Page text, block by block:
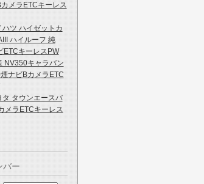
メラETCキーレス
ツ ハイゼットカ
ハイルーフ 純
ETCキーレスPW
NV350キャラバン
ナビBカメラETC
タウンエースバ
メラETCキーレス
バー